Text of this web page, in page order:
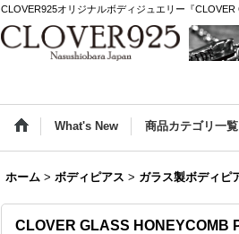
CLOVER925オリジナルボディジュエリー『CLOVER
What's New 商品カテゴリ一覧
ホーム > ボディピアス > ガラス製ボディピ
CLOVER GLASS HONEYCOMB